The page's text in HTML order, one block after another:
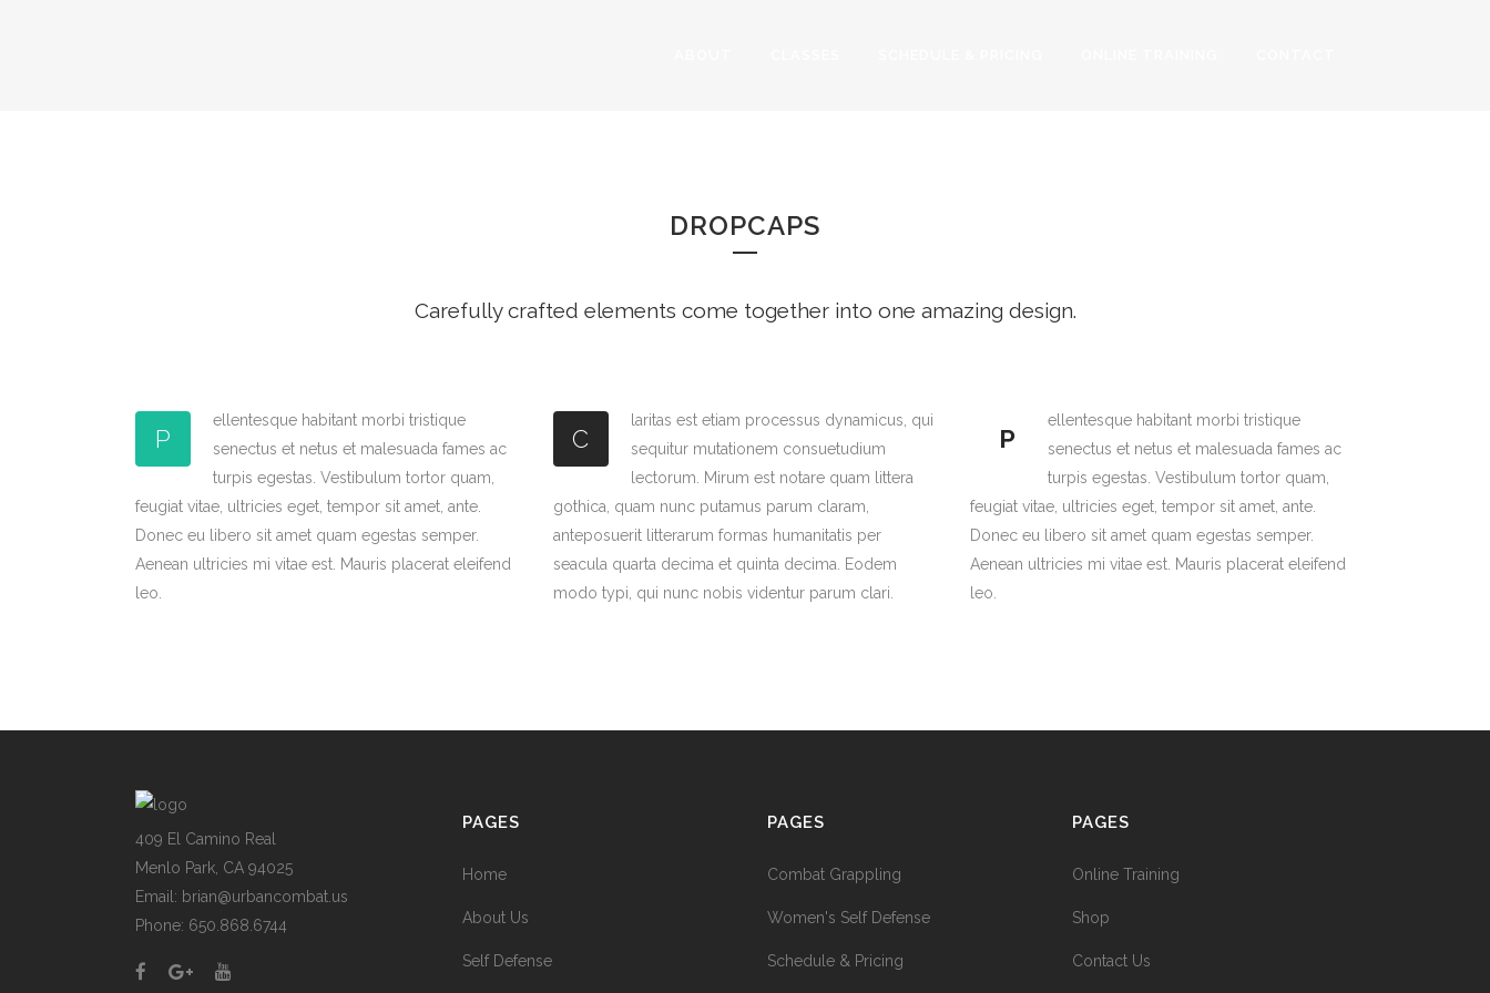
DROPCAPS
DROPCAPS
Carefully crafted elements come together into one amazing design.
P
ellentesque habitant morbi tristique
senectus et netus et malesuada fames ac
turpis egestas. Vestibulum tortor quam,
feugiat vitae, ultricies eget, tempor sit amet, ante.
Donec eu libero sit amet quam egestas semper.
Aenean ultricies mi vitae est. Mauris placerat eleifend
leo.
C
laritas est etiam processus dynamicus, qui
sequitur mutationem consuetudium
lectorum. Mirum est notare quam littera
gothica, quam nunc putamus parum claram,
anteposuerit litterarum formas humanitatis per
seacula quarta decima et quinta decima. Eodem
modo typi, qui nunc nobis videntur parum clari.
P
ellentesque habitant morbi tristique
senectus et netus et malesuada fames ac
turpis egestas. Vestibulum tortor quam,
feugiat vitae, ultricies eget, tempor sit amet, ante.
Donec eu libero sit amet quam egestas semper.
Aenean ultricies mi vitae est. Mauris placerat eleifend
leo.
409 El Camino Real
Menlo Park, CA 94025
Email: brian@urbancombat.us
Phone: 650.868.6744
PAGES
Home
About Us
Self Defense
PAGES
Combat Grappling
Women's Self Defense
Schedule & Pricing
PAGES
Online Training
Shop
Contact Us